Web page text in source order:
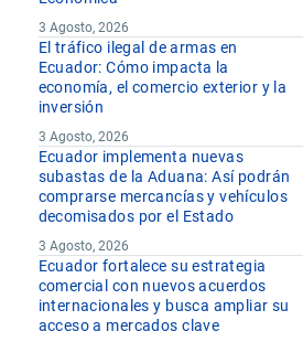
3 Agosto, 2026
El tráfico ilegal de armas en
Ecuador: Cómo impacta la
economía, el comercio exterior y la
inversión
3 Agosto, 2026
Ecuador implementa nuevas
subastas de la Aduana: Así podrán
comprarse mercancías y vehículos
decomisados por el Estado
3 Agosto, 2026
Ecuador fortalece su estrategia
comercial con nuevos acuerdos
internacionales y busca ampliar su
acceso a mercados clave